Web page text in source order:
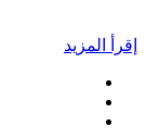
إقرأ المزيد